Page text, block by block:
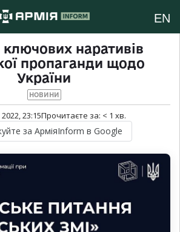
EN
ключових наративів
пропаганди щодо
України
НОВИНИ
23:15Прочитаєте за: < 1 хв.
за АрміяInform в Google